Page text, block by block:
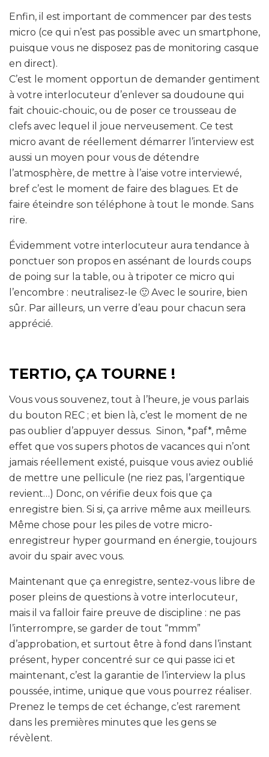
Enfin, il est important de commencer par des tests
micro (ce qui n’est pas possible avec un smartphone,
puisque vous ne disposez pas de monitoring casque
en direct).
C’est le moment opportun de demander gentiment
à votre interlocuteur d’enlever sa doudoune qui
fait chouic-chouic, ou de poser ce trousseau de
clefs avec lequel il joue nerveusement. Ce test
micro avant de réellement démarrer l’interview est
aussi un moyen pour vous de détendre
l’atmosphère, de mettre à l’aise votre interviewé,
bref c’est le moment de faire des blagues. Et de
faire éteindre son téléphone à tout le monde. Sans
rire.
Évidemment votre interlocuteur aura tendance à
ponctuer son propos en assénant de lourds coups
de poing sur la table, ou à tripoter ce micro qui
l’encombre : neutralisez-le 🙂 Avec le sourire, bien
sûr. Par ailleurs, un verre d’eau pour chacun sera
apprécié.
TERTIO, ÇA TOURNE !
Vous vous souvenez, tout à l’heure, je vous parlais
du bouton REC ; et bien là, c’est le moment de ne
pas oublier d’appuyer dessus. Sinon, *paf*, même
effet que vos supers photos de vacances qui n’ont
jamais réellement existé, puisque vous aviez oublié
de mettre une pellicule (ne riez pas, l’argentique
revient…) Donc, on vérifie deux fois que ça
enregistre bien. Si si, ça arrive même aux meilleurs.
Même chose pour les piles de votre micro-
enregistreur hyper gourmand en énergie, toujours
avoir du spair avec vous.
Maintenant que ça enregistre, sentez-vous libre de
poser pleins de questions à votre interlocuteur,
mais il va falloir faire preuve de discipline : ne pas
l’interrompre, se garder de tout “mmm”
d’approbation, et surtout être à fond dans l’instant
présent, hyper concentré sur ce qui passe ici et
maintenant, c’est la garantie de l’interview la plus
poussée, intime, unique que vous pourrez réaliser.
Prenez le temps de cet échange, c’est rarement
dans les premières minutes que les gens se
révèlent.